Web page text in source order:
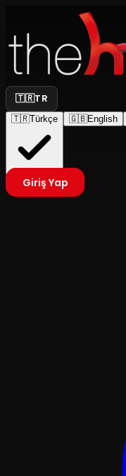
🇹🇷TR
🇹🇷Türkçe 🇬🇧English
Giriş Yap